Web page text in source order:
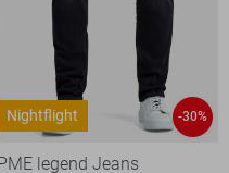
Nightflight -30%
PME legend Jeans